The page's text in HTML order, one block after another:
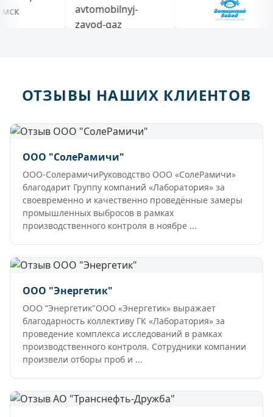
ОТЗЫВЫ НАШИХ КЛИЕНТОВ
ООО "СолеРамичи"
ООО-СолерамичиРуководство ООО «СолеРамичи»
благодарит Группу компаний «Лаборатория» за
своевременно и качественно проведённые замеры
промышленных выбросов в рамках
производственного контроля в ноябре ...
ООО "Энергетик"
ООО “Энергетик"ООО «Энергетик» выражает
благодарность коллективу ГК «Лаборатория» за
проведение комплекса исследований в рамках
производственного контроля. Сотрудники компании
произвели отборы проб и ...